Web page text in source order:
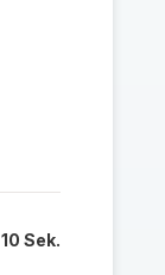
10 Sek.